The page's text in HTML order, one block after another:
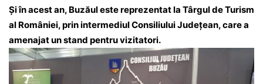
Și în acest an, Buzăul este reprezentat la Târgul de Turism
al României, prin intermediul Consiliului Județean, care a
amenajat un stand pentru vizitatori.